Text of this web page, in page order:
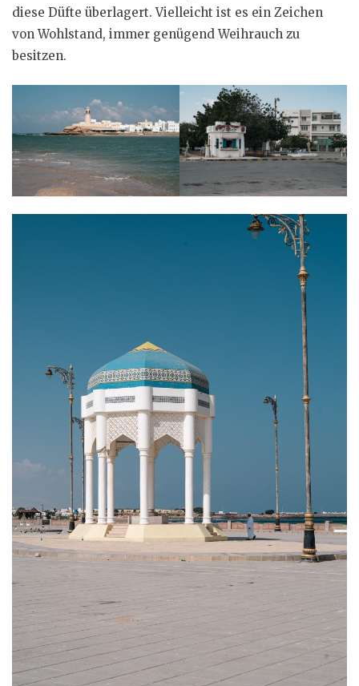
diese Düfte überlagert. Vielleicht ist es ein Zeichen
von Wohlstand, immer genügend Weihrauch zu
besitzen.